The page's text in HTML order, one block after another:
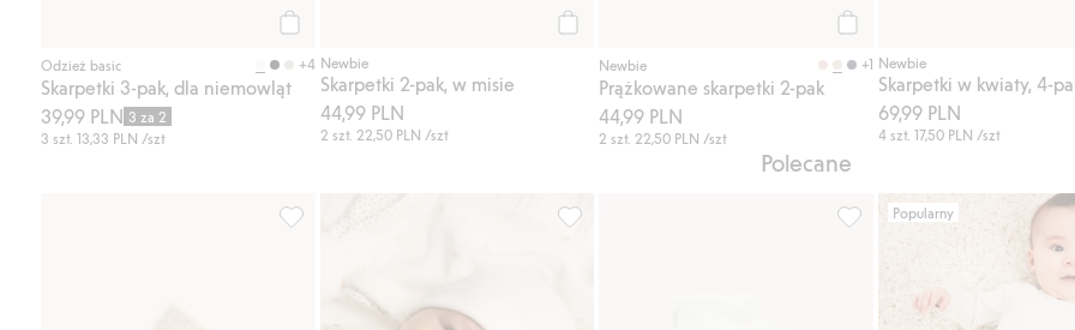
Odzież basic +4
Skarpetki 3-pak, dla niemowląt
39,99 PLN 3 za 2
3 szt. 13,33 PLN /szt
Newbie
Skarpetki 2-pak, w misie
44,99 PLN
2 szt. 22,50 PLN /szt
Newbie +1
Prążkowane skarpetki 2-pak
44,99 PLN
2 szt.22,50 PLN /szt
Newbie
Skarpetki w kwiaty, 4-
69,99 PLN
4 szt.17,50 PLN /szt
Polecane
Rękawiczki dla niemowląt,
Popularny